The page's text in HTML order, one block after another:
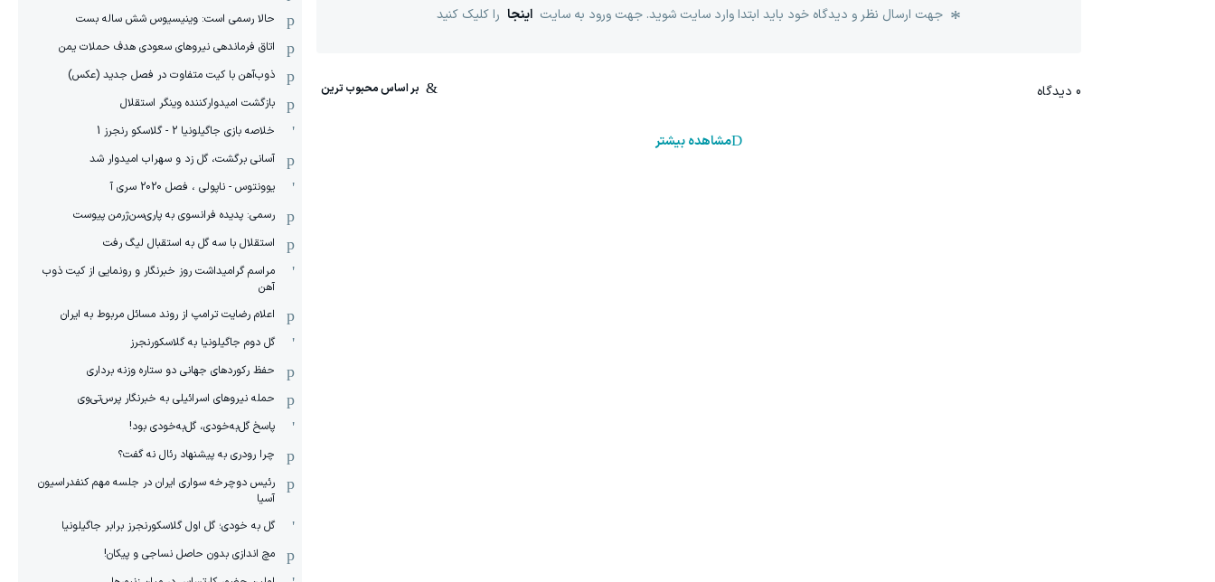
جهت ارسال نظر و دیدگاه خود باید ابتدا وارد سایت شوید. جهت ورود به سایت اینجا را کلیک کنید
0 دیدگاه
مشاهده بیشتر
حالا رسمی است: وینیسیوس شش ساله بست
اتاق فرماندهی نیروهای سعودی هدف حملات یمن
ذوب‌آهن با کیت متفاوت در فصل جدید (عکس)
بازگشت امیدوارکننده وینگر استقلال
خلاصه بازی جاگیلونیا 2 - گلاسکو رنجرز 1
آسانی برگشت، گل زد و سهراب امیدوار شد
یوونتوس - ناپولی ، فصل 2020 سری آ
رسمی: پدیده فرانسوی به پاری‌سن‌ژرمن پیوست
استقلال با سه گل به استقبال لیگ رفت
مراسم گرامیداشت روز خبرنگار و رونمایی از کیت ذوب
آهن
اعلام رضایت ترامپ از روند مسائل مربوط به ایران
گل دوم جاگیلونیا به گلاسکورنجرز
حفظ رکوردهای جهانی دو ستاره وزنه برداری
حمله نیروهای اسرائیلی به خبرنگار پرس‌تی‌وی
پاسخ گل‌به‌خودی، گل‌به‌خودی بود!
چرا رودری به پیشنهاد رئال نه گفت؟
رئیس دوچرخه سواری ایران در جلسه مهم کنفدراسیون
آسیا
گل به خودی؛ گل اول گلاسکورنجرز برابر جاگیلونیا
مچ اندازی بدون حاصل نساجی و پیکان!